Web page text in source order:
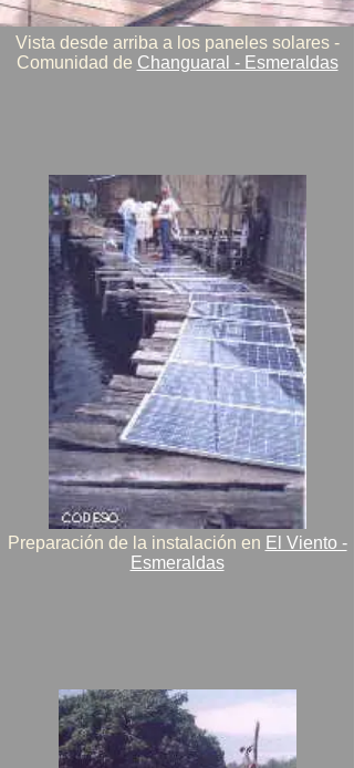
Vista desde arriba a los paneles solares -
Comunidad de Changuaral - Esmeraldas
Preparación de la instalación en El Viento -
Esmeraldas